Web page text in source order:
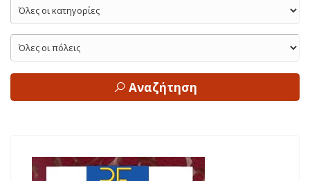
Αναζήτηση